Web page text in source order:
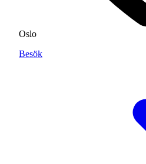
Oslo
Besök